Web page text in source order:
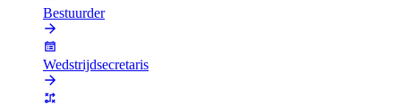
Bestuurder
Wedstrijdsecretaris